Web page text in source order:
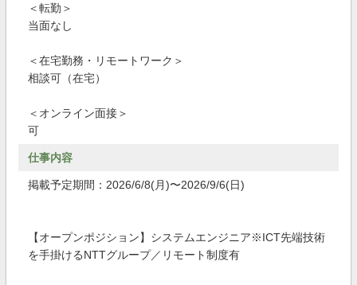
＜転勤＞
当面なし
＜在宅勤務・リモートワーク＞
相談可（在宅）
＜オンライン面接＞
可
仕事内容
掲載予定期間：2026/6/8(月)〜2026/9/6(日)
【オープンポジション】システムエンジニア※ICT先端技術
を手掛けるNTTグループ／リモート制度有